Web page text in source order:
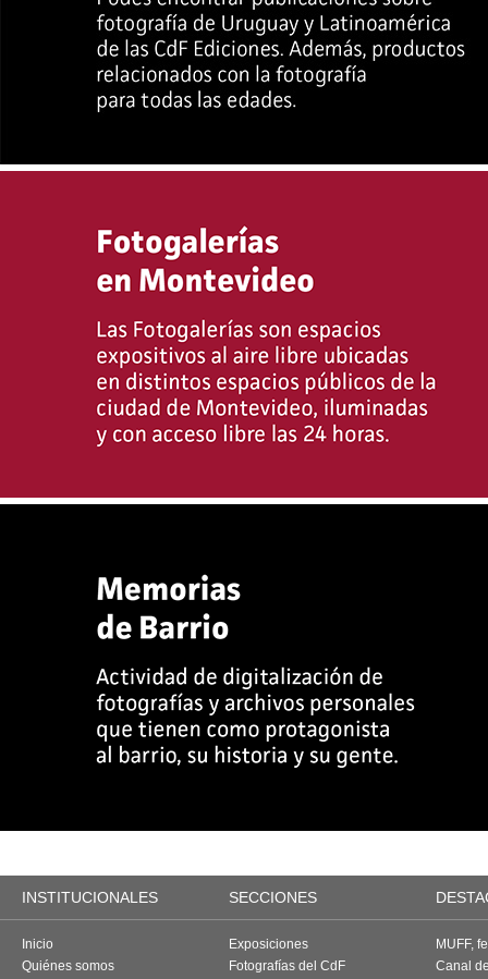
INSTITUCIONALES SECCIONES
Inicio
Quiénes somos
Exposiciones
Fotografías del CdF
MUFF,
Canal